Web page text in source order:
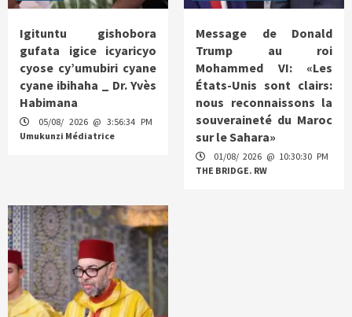
Igituntu gishobora
gufata igice icyaricyo
cyose cy’umubiri cyane
cyane ibihaha _ Dr. Yvès
Habimana
05/08/ 2026 @ 3:56:34 PM
Umukunzi Médiatrice
Message de Donald
Trump au roi
Mohammed VI: «Les
États-Unis sont clairs:
nous reconnaissons la
souveraineté du Maroc
sur le Sahara»
01/08/ 2026 @ 10:30:30 PM
THE BRIDGE. RW